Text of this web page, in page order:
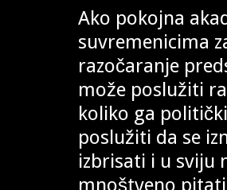
Ako pokojna
suvremenicima
razočaranje
može poslužiti
koliko ga
poslužiti da se
izbrisati i u sviju
mnoštveno